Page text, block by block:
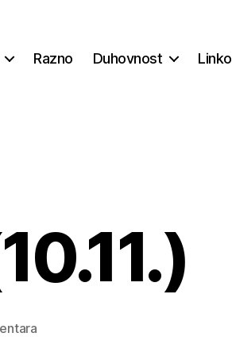
Razno Duhovnost
na